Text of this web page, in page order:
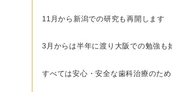
11月から新潟での研究も再開します
3月からは半年に渡り大阪での勉強も
すべては安心・安全な歯科治療のため